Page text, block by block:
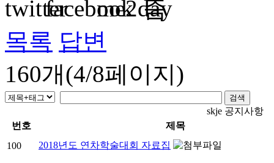
목록 답변
160개(4/8페이지)
skje 공지사항
번호
제목
100
2018년도 연차학술대회 자료집